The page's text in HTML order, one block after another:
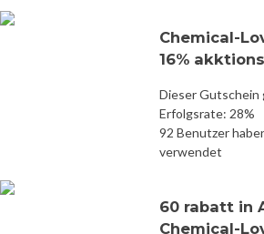
Chemical-
16%
Dieser Gutschein
Erfolgsrate: 28%
92 Benutzer
verwendet
60 rabatt in
Chemical-